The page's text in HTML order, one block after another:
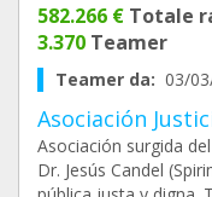
582.266 € Totale
3.370 Teamer
Teamer da: 03/
Asociación
Asociación surgida
Dr. Jesús Candel